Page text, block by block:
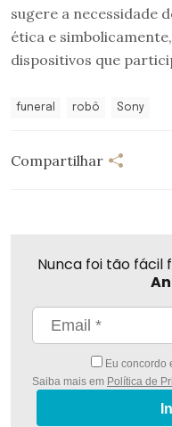
sugere a necessidade
ética e
dispositivos que
funeral robô Sony
Compartilhar
Nunca foi tão
Eu concordo
Saiba mais em Política de